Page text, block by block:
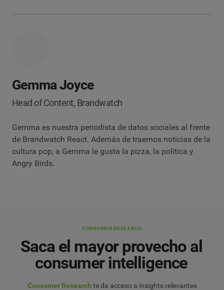
Gemma Joyce
Head of Content, Brandwatch
Gemma es nuestra periodista de datos sociales al frente
de Brandwatch React. Además de traernos noticias de la
cultura pop, a Gemma le gusta la pizza, la política y
Angry Birds.
CONSUMER RESEARCH
Saca el mayor provecho al
consumer intelligence
Consumer Research te da acceso a insights relevantes